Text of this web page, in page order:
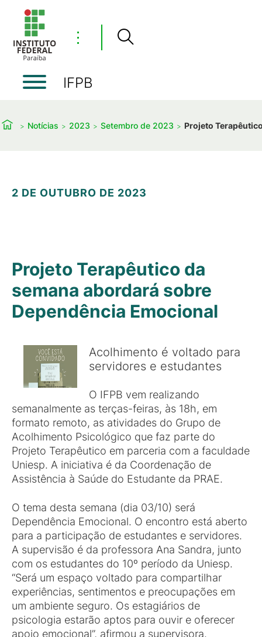
⋮
IFPB
Notícias 2023 Setembro de 2023 Projeto
2 DE OUTUBRO DE 2023
Projeto Terapêutico da
semana abordará sobre
Dependência Emocional
Acolhimento é voltado para
servidores e estudantes
O IFPB vem realizando
semanalmente as terças-feiras, às 18h, em
formato remoto, as atividades do Grupo de
Acolhimento Psicológico que faz parte do
Projeto Terapêutico em parceria com a faculdade
Uniesp. A iniciativa é da Coordenação de
Assistência à Saúde do Estudante da PRAE.
O tema desta semana (dia 03/10) será
Dependência Emocional. O encontro está aberto
para a participação de estudantes e servidores.
A supervisão é da professora Ana Sandra, junto
com os estudantes do 10º período da Uniesp.
“Será um espaço voltado para compartilhar
experiências, sentimentos e preocupações em
um ambiente seguro. Os estagiários de
psicologia estarão aptos para ouvir e oferecer
apoio emocional”, afirmou a supervisora.